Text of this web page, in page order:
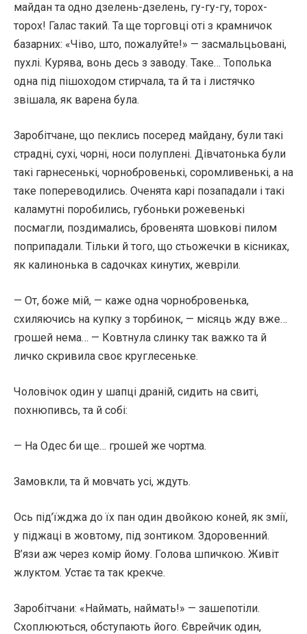
майдан та одно дзелень-дзелень, гу-гу-гу, торох-
торох! Галас такий. Та ще торговці оті з крамничок
базарних: «Чіво, што, пожалуйте!» — засмальцьовані,
пухлі. Курява, вонь десь з заводу. Таке… Тополька
одна під пішоходом стирчала, та й та і листячко
звішала, як варена була.
Заробітчане, що пеклись посеред майдану, були такі
страдні, сухі, чорні, носи полуплені. Дівчатонька були
такі гарнесенькі, чорнобровенькі, соромливенькі, а на
таке попереводились. Оченята карі позападали і такі
каламутні поробились, губоньки рожевенькі
посмагли, поздимались, бровенята шовкові пилом
поприпадали. Тільки й того, що стьожечки в кісниках,
як калинонька в садочках кинутих, жевріли.
— От, боже мій, — каже одна чорнобровенька,
схиляючись на купку з торбинок, — місяць жду вже…
грошей нема… — Ковтнула слинку так важко та й
личко скривила своє круглесеньке.
Чоловічок один у шапці драній, сидить на свиті,
похнюпивсь, та й собі:
— На Одес би ще… грошей же чортма.
Замовкли, та й мовчать усі, ждуть.
Ось під’їжджа до їх пан один двойкою коней, як змії,
у піджаці в жовтому, під зонтиком. Здоровенний.
В’язи аж через комір йому. Голова шпичкою. Живіт
жлуктом. Устає та так крекче.
Заробітчани: «Наймать, наймать!» — зашепотіли.
Схоплюються, обступають його. Єврейчик один,